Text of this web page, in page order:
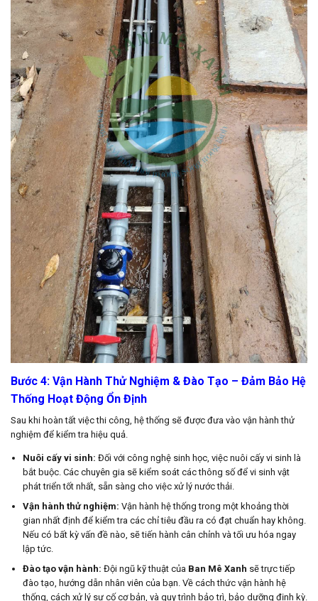
Bước 4: Vận Hành Thử Nghiệm & Đào Tạo – Đảm Bảo Hệ
Thống Hoạt Động Ổn Định
Sau khi hoàn tất việc thi công, hệ thống sẽ được đưa vào vận hành thử
nghiệm để kiểm tra hiệu quả.
Nuôi cấy vi sinh: Đối với công nghệ sinh học, việc nuôi cấy vi sinh là
bắt buộc. Các chuyên gia sẽ kiểm soát các thông số để vi sinh vật
phát triển tốt nhất, sẵn sàng cho việc xử lý nước thải.
Vận hành thử nghiệm: Vận hành hệ thống trong một khoảng thời
gian nhất định để kiểm tra các chỉ tiêu đầu ra có đạt chuẩn hay không.
Nếu có bất kỳ vấn đề nào, sẽ tiến hành cân chỉnh và tối ưu hóa ngay
lập tức.
Đào tạo vận hành: Đội ngũ kỹ thuật của Ban Mê Xanh sẽ trực tiếp
đào tạo, hướng dẫn nhân viên của bạn. Về cách thức vận hành hệ
thống, cách xử lý sự cố cơ bản, và quy trình bảo trì, bảo dưỡng định kỳ.